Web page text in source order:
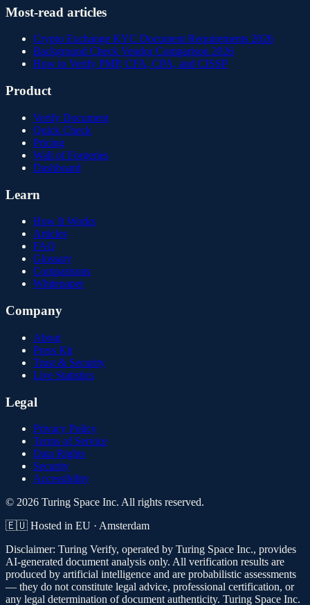
Most-read articles
Crypto Exchange KYC Document Requirements 2026
Background Check Vendor Comparison 2026
How to Verify PMP, CFA, CPA, and CISSP
Product
Verify Document
Quick Check
Pricing
Wall of Forgeries
Dashboard
Learn
How It Works
Articles
FAQ
Glossary
Comparisons
Whitepaper
Company
About
Press Kit
Trust & Security
Live Statistics
Legal
Privacy Policy
Terms of Service
Data Rights
Security
Accessibility
© 2026 Turing Space Inc. All rights reserved.
🇪🇺 Hosted in EU · Amsterdam
Disclaimer: Turing Verify, operated by Turing Space Inc., provides
AI-generated document analysis only. All verification results are
produced by artificial intelligence and are probabilistic assessments
— they do not constitute legal advice, professional certification, or
any legal determination of document authenticity. Turing Space Inc.